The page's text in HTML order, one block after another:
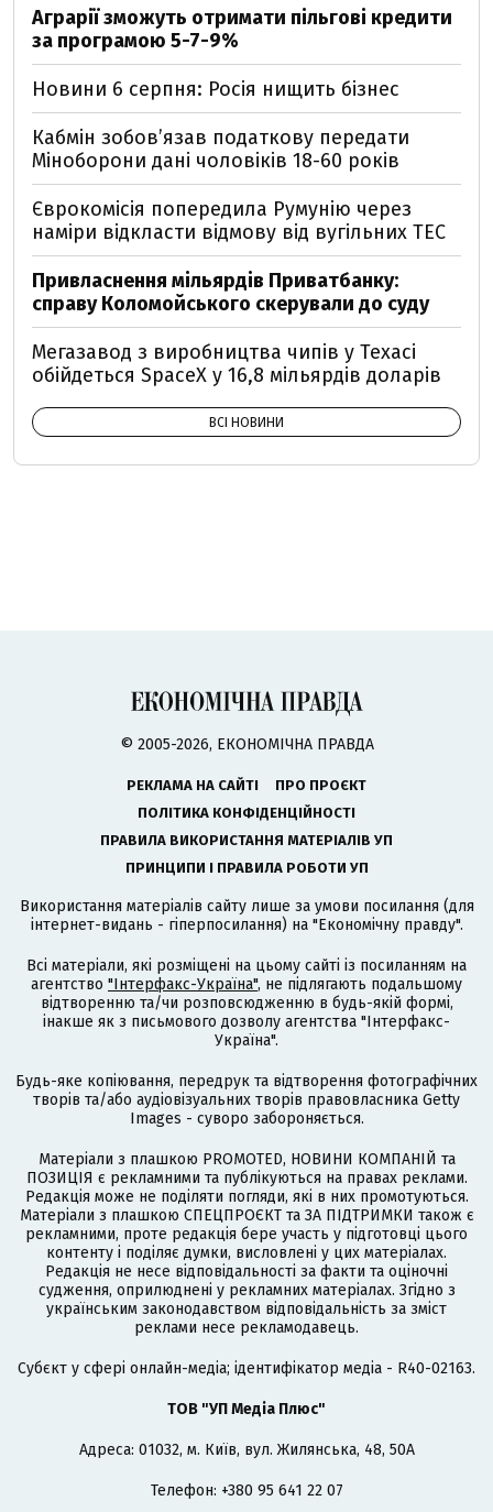
Аграрії зможуть отримати пільгові кредити
за програмою 5-7-9%
Новини 6 серпня: Росія нищить бізнес
Кабмін зобовʼязав податкову передати
Міноборони дані чоловіків 18-60 років
Єврокомісія попередила Румунію через
наміри відкласти відмову від вугільних ТЕС
Привласнення мільярдів Приватбанку:
справу Коломойського скерували до суду
Мегазавод з виробництва чипів у Техасі
обійдеться SpaceX у 16,8 мільярдів доларів
ВСІ НОВИНИ
© 2005-2026, ЕКОНОМІЧНА ПРАВДА
РЕКЛАМА НА САЙТІ
ПРО ПРОЄКТ
ПОЛІТИКА КОНФІДЕНЦІЙНОСТІ
ПРАВИЛА ВИКОРИСТАННЯ МАТЕРІАЛІВ УП
ПРИНЦИПИ І ПРАВИЛА РОБОТИ УП
Використання матеріалів сайту лише за умови посилання (для
інтернет-видань - гіперпосилання) на "Економічну правду".
Всі матеріали, які розміщені на цьому сайті із посиланням на
агентство "Інтерфакс-Україна", не підлягають подальшому
відтворенню та/чи розповсюдженню в будь-якій формі,
інакше як з письмового дозволу агентства "Інтерфакс-
Україна".
Будь-яке копіювання, передрук та відтворення фотографічних
творів та/або аудіовізуальних творів правовласника Getty
Images - суворо забороняється.
Матеріали з плашкою PROMOTED, НОВИНИ КОМПАНІЙ та
ПОЗИЦІЯ є рекламними та публікуються на правах реклами.
Редакція може не поділяти погляди, які в них промотуються.
Матеріали з плашкою СПЕЦПРОЄКТ та ЗА ПІДТРИМКИ також є
рекламними, проте редакція бере участь у підготовці цього
контенту і поділяє думки, висловлені у цих матеріалах.
Редакція не несе відповідальності за факти та оціночні
судження, оприлюднені у рекламних матеріалах. Згідно з
українським законодавством відповідальність за зміст
реклами несе рекламодавець.
Cубєкт у сфері онлайн-медіа; ідентифікатор медіа - R40-02163.
ТОВ "УП Медіа Плюс"
Адреса: 01032, м. Київ, вул. Жилянська, 48, 50А
Телефон: +380 95 641 22 07